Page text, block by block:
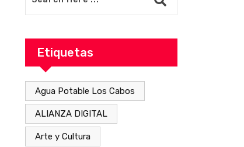
Etiquetas
Agua Potable Los Cabos
ALIANZA DIGITAL
Arte y Cultura